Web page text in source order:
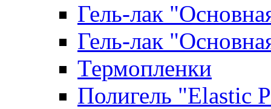
Гель-лак
Гель-лак
Термопленки
Полигель "Elastic